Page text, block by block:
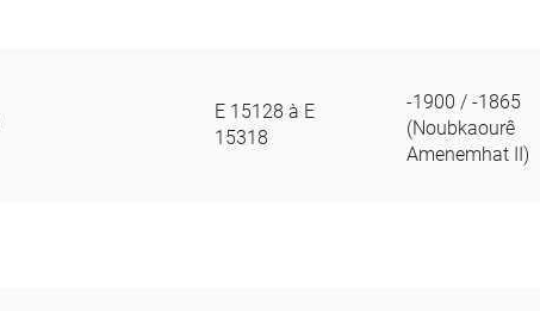
E 15128 à E
15318
-1900 / -1865
(Noubkaourê
Amenemhat II)